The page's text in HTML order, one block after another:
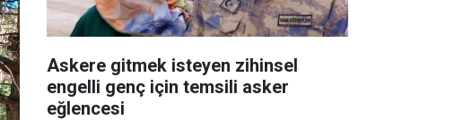
Askere gitmek isteyen zihinsel
engelli genç için temsili asker
eğlencesi